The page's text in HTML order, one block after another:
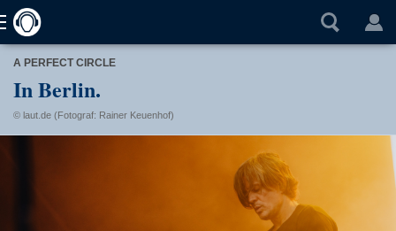
A PERFECT CIRCLE
In Berlin.
© laut.de (Fotograf: Rainer Keuenhof)